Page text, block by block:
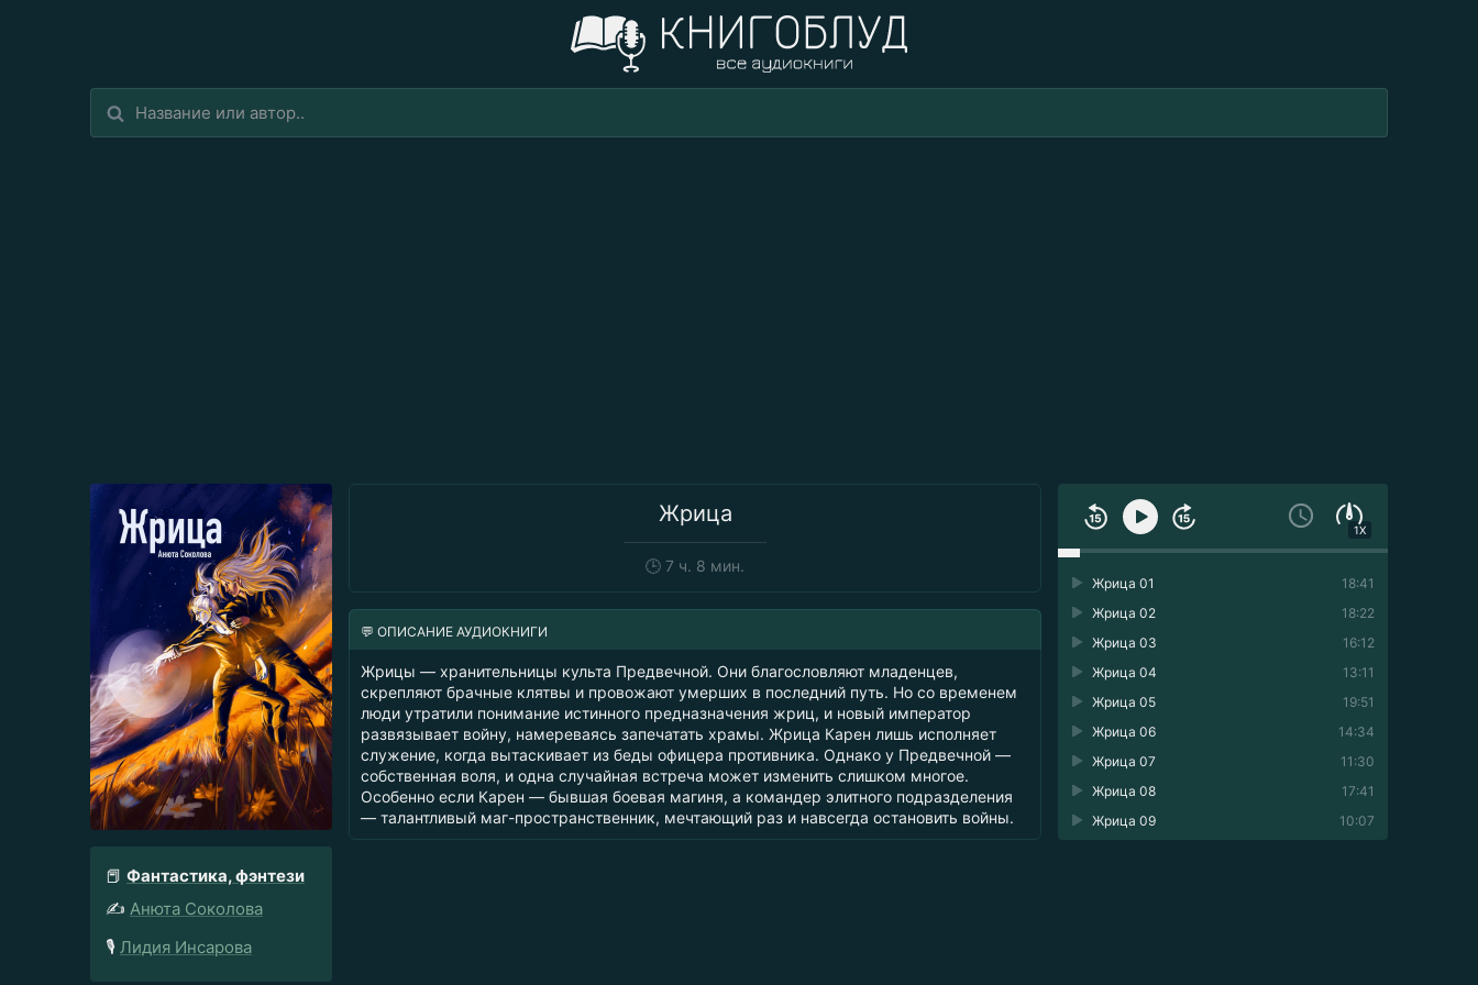
Жрица
🕒 7 ч. 8 мин.
📕 Фантастика, фэнтези
✍️ Анюта Соколова
🎙️ Лидия Инсарова
1X
18:41
Жрица 01
18:22
Жрица 02
16:12
Жрица 03
13:11
Жрица 04
19:51
Жрица 05
14:34
Жрица 06
11:30
Жрица 07
17:41
Жрица 08
10:07
Жрица 09
💬 ОПИСАНИЕ АУДИОКНИГИ
Жрицы — хранительницы культа Предвечной. Они благословляют младенцев,
скрепляют брачные клятвы и провожают умерших в последний путь. Но со временем
люди утратили понимание истинного предназначения жриц, и новый император
развязывает войну, намереваясь запечатать храмы. Жрица Карен лишь исполняет
служение, когда вытаскивает из беды офицера противника. Однако у Предвечной —
собственная воля, и одна случайная встреча может изменить слишком многое.
Особенно если Карен — бывшая боевая магиня, а командер элитного подразделения
— талантливый маг-пространственник, мечтающий раз и навсегда остановить войны.